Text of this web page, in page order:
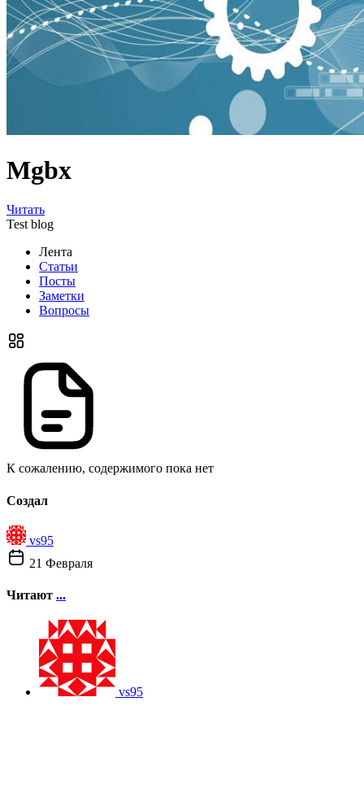
Mgbx
Читать
Test blog
Лента
Статьи
Посты
Заметки
Вопросы
К сожалению, содержимого пока нет
Создал
vs95
21 Февраля
Читают ...
vs95